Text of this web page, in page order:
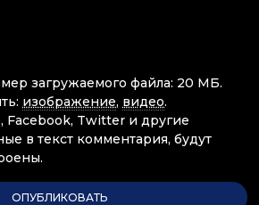
загружаемого файла: 20 МБ.
изображение, видео.
Facebook, Twitter и другие
в текст комментария, будут